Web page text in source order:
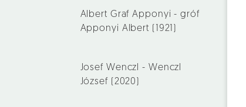
Albert Graf Apponyi - gróf
Apponyi Albert (1921)
Josef Wenczl - Wenczl
József (2020)